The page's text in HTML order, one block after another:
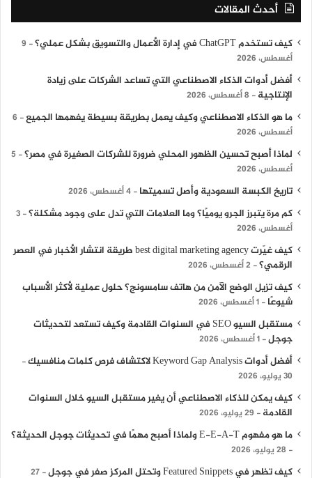
أحدث المقالات
كيف تستخدم ChatGPT في إدارة الأعمال والتسويق بشكل عملي؟
9
أغسطس، 2026
أفضل أدوات الذكاء الاصطناعي التي تساعد الشركات على زيادة
الإنتاجية
8 أغسطس، 2026
ما هو الذكاء الاصطناعي وكيف يعمل بطريقة بسيطة يفهمها الجميع
6
أغسطس، 2026
لماذا أصبح تحسين الظهور المحلي ضرورة للشركات الصغيرة في مصر؟
5
أغسطس، 2026
تاريخ الكبسة السعودية وأصل تسميتها 4 أغسطس، 2026
كم مرة يتبرز الجرو يوميًا؟ وما العلامات التي تدل على وجود مشكلة؟ 3
أغسطس، 2026
كيف غيّرت best digital marketing agency طريقة انتشار الأخبار في العصر
الرقمي؟ 2 أغسطس، 2026
كيف تزيل الوضع الآمن من هاتف سامسونج؟ حلول عملية لأكثر الأسباب
شيوعًا
1 أغسطس، 2026
مستقبل السيو SEO في السنوات القادمة وكيف تستعد لتحديثات
جوجل 1 أغسطس، 2026
أفضل أدوات Keyword Gap Analysis لاكتشاف فرص كلمات منافسيك
30 يوليو، 2026
كيف يمكن للذكاء الاصطناعي أن يغير مستقبل السيو خلال السنوات
القادمة
29 يوليو، 2026
ما هو مفهوم E-E-A-T ولماذا أصبح مهمًا في تحديثات جوجل الحديثة؟
28 يوليو، 2026
كيف تظهر في Featured Snippets وتحتل المركز صفر في جوجل
27